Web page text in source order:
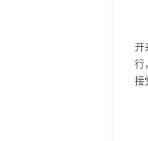
开
行
接